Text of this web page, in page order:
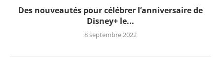
Des nouveautés pour célébrer l’anniversaire de
Disney+ le...
8 septembre 2022